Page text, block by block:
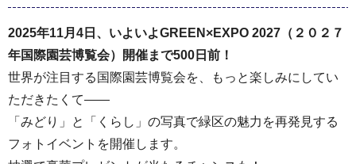
2025年11月4日、いよいよGREEN×EXPO 2027（２０２７
年国際園芸博覧会）開催まで500日前！
世界が注目する国際園芸博覧会を、もっと楽しみにしてい
ただきたくて――
「みどり」と「くらし」の写真で緑区の魅力を再発見する
フォトイベントを開催します。